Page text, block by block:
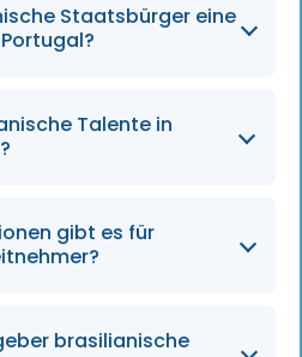
Staatsbürger eine
benötigen
Talente in
kulturelle Nähe
von Fachkräften.
gibt es für
Arbeitsvisa und
brasilianische